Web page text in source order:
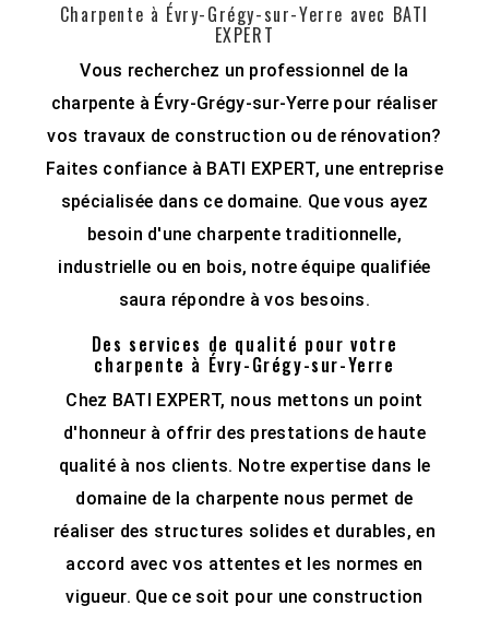
Charpente à Évry-Grégy-sur-Yerre avec BATI
EXPERT
Vous recherchez un professionnel de la
charpente à Évry-Grégy-sur-Yerre pour réaliser
vos travaux de construction ou de rénovation?
Faites confiance à BATI EXPERT, une entreprise
spécialisée dans ce domaine. Que vous ayez
besoin d'une charpente traditionnelle,
industrielle ou en bois, notre équipe qualifiée
saura répondre à vos besoins.
Des services de qualité pour votre
charpente à Évry-Grégy-sur-Yerre
Chez BATI EXPERT, nous mettons un point
d'honneur à offrir des prestations de haute
qualité à nos clients. Notre expertise dans le
domaine de la charpente nous permet de
réaliser des structures solides et durables, en
accord avec vos attentes et les normes en
vigueur. Que ce soit pour une construction